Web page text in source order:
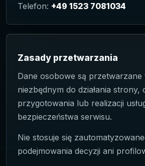
Telefon: +49 1523 7081034
Zasady przetwarzania
Dane osobowe są
niezbędnym do działania strony,
przygotowania lub realizacji
bezpieczeństwa serwisu.
Nie stosuje się
podejmowania decyzji ani